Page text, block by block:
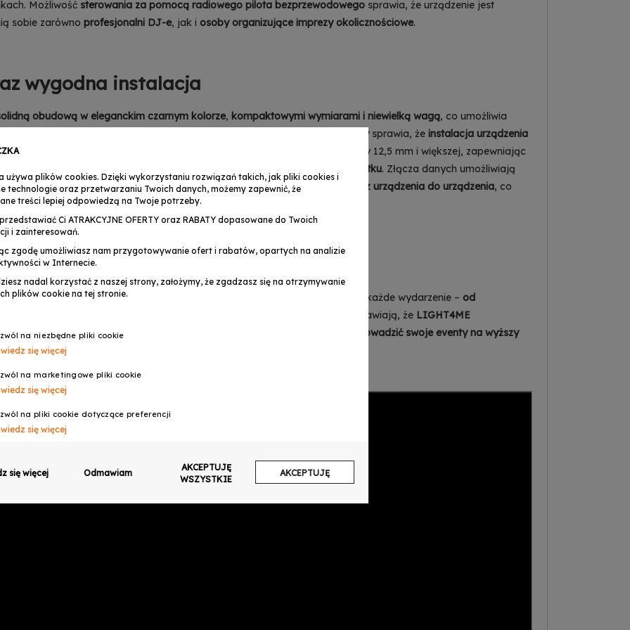
Możliwość sterowania za pomocą radiowego pilota bezprzewodowego sprawia, że urządzenie jest
sobie zarówno profesjonalni DJ-e, jak i osoby organizujące imprezy okolicznościowe.
wygodna instalacja
obudową w eleganckim czarnym kolorze, kompaktowymi wymiarami i niewielką wagą, co umożliwia
Wytrzymały uchwyt montażowysprawia, że instalacja urządzenia
urządzenie przed wnikaniem do niego stałych ciał obcych o średnicy 12,5 mm i większej, zapewniając
idealnym do długookresowego i bezawaryjnego użytku. Złącza danych umożliwiają
protokołu DMX, a złącza zasilania –podawanie napięcia bezpośrednio z urządzenia do urządzenia, co
z wielu urządzeń ✅.
efekt świetlny
, abykażda impreza była niezapomniana wzbogaci każde wydarzenie – od
wykorzystane przy produkcji sprawiają, że LIGHT4ME
klasyiniezastąpiony element wyposażenia
wprowadzić swoje eventy na wyższy
używa plików cookies. Dzięki wykorzystaniu rozwiązań takich, jak pliki cookies i
technologie oraz przetwarzaniu Twoich danych, możemy zapewnić, że
treści lepiej odpowiedzą na Twoje potrzeby.
Ci ATRAKCYJNE OFERTY oraz RABATY dopasowane do Twoich
i zainteresowań.
zgodę umożliwiasz nam przygotowywanie ofert i rabatów, opartych na analizie
w Internecie.
nadal korzystać z naszej strony, założymy, że zgadzasz się na otrzymywanie
plików cookie na tej stronie.
na niezbędne pliki cookie
się więcej
na marketingowe pliki cookie
się więcej
na pliki cookie dotyczące preferencji
się więcej
się więcej
się więcej Odmawiam
AKCEPTUJĘ
WSZYSTKIE
AKCEPTUJĘ